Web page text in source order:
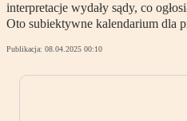
interpretacje wydały sądy, co
Oto subiektywne kalendarium dla
Publikacja: 08.04.2025 00:10